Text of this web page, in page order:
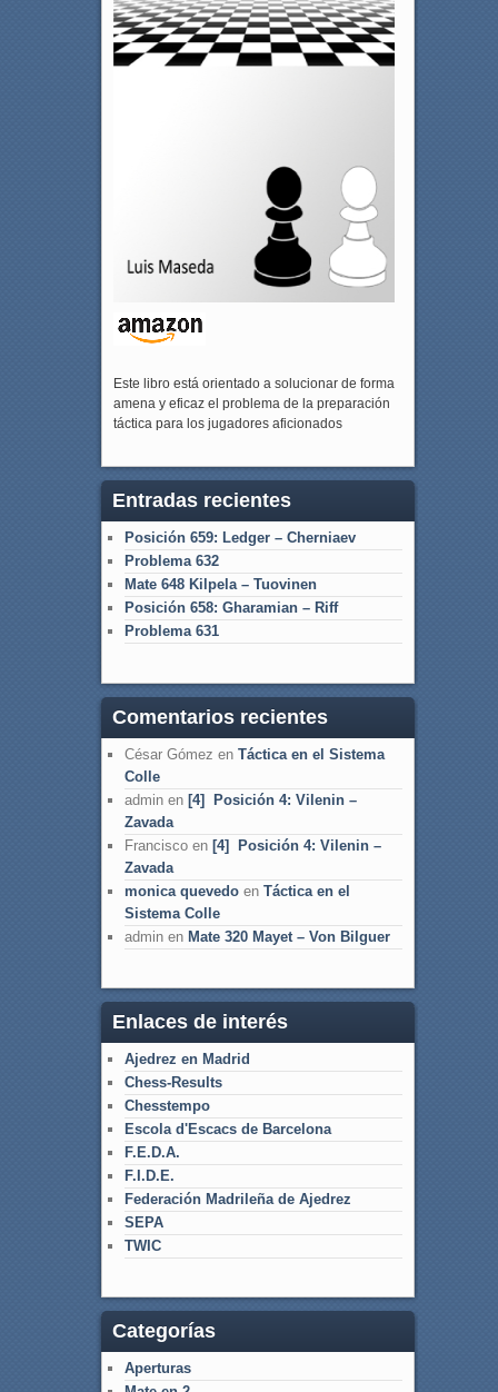
Este libro está orientado a solucionar de forma
amena y eficaz el problema de la preparación
táctica para los jugadores aficionados
Entradas recientes
Posición 659: Ledger – Cherniaev
Problema 632
Mate 648 Kilpela – Tuovinen
Posición 658: Gharamian – Riff
Problema 631
Comentarios recientes
César Gómez en Táctica en el Sistema
Colle
adminen [4] Posición 4: Vilenin –
Zavada
Franciscoen [4] Posición 4: Vilenin –
Zavada
monica quevedoen Táctica en el
Sistema Colle
adminen Mate 320 Mayet – Von Bilguer
Enlaces de interés
Ajedrez en Madrid
Chess-Results
Chesstempo
Escola d'Escacs de Barcelona
F.E.D.A.
F.I.D.E.
Federación Madrileña de Ajedrez
SEPA
TWIC
Categorías
Aperturas